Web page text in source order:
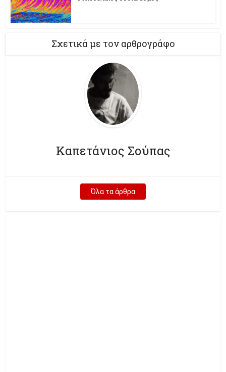
Σχετικά με τον αρθρογράφο
Καπετάνιος Σούπας
Όλα τα άρθρα